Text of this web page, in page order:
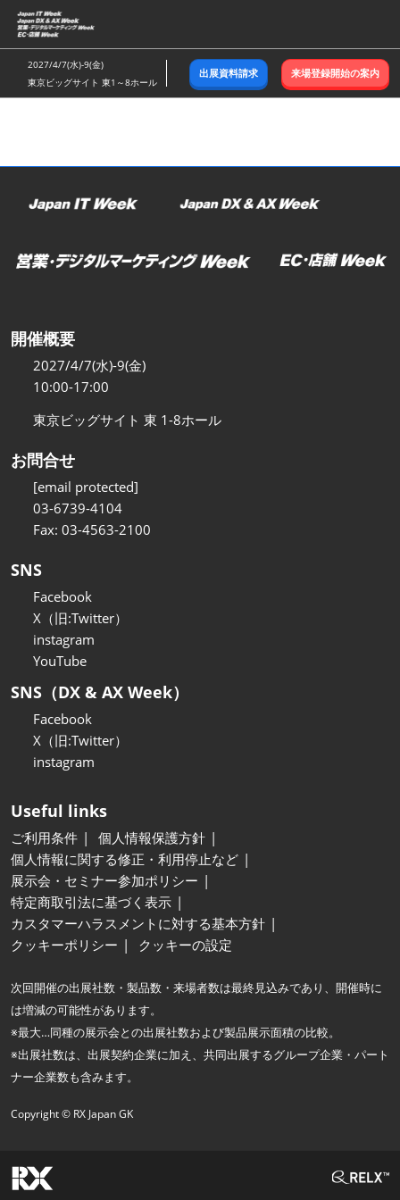
ス
キ
ッ
し
む
2027/4/7(水)-9(金)
東京ビッグサイト 東1～8ホール
出展資料請求 来場登録開始の案内
開催概要
2027/4/7(水)-9(金)
10:00-17:00
東京ビッグサイト 東 1-8ホール
お問合せ
[email protected]
03-6739-4104
Fax: 03-4563-2100
SNS
Facebook
X（旧:Twitter）
instagram
YouTube
SNS（DX & AX Week）
Facebook
X（旧:Twitter）
instagram
Useful links
ご利用条件
個人情報保護方針
個人情報に関する修正・利用停止など
展示会・セミナー参加ポリシー
特定商取引法に基づく表示
カスタマーハラスメントに対する基本方針
クッキーポリシー
クッキーの設定
次回開催の出展社数・製品数・来場者数は最終見込みであり、開催時に
は増減の可能性があります。
※最大…同種の展示会との出展社数および製品展示面積の比較。
※出展社数は、出展契約企業に加え、共同出展するグループ企業・パート
ナー企業数も含みます。
Copyright © RX Japan GK